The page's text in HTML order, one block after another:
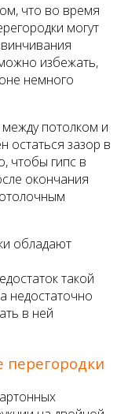
что во время
могут
избежать,
немного
потолком и
остаться зазор в
чтобы гипс в
окончания
обладают
такой
недостаточно
в ней